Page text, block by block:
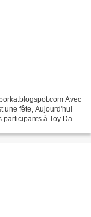
Avec
une fête, Aujourd'hui
participants à Toy Day